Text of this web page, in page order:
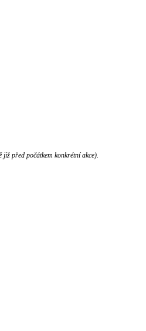
před počátkem konkrétní akce).